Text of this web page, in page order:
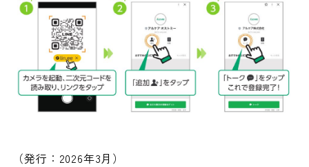
（発行：2026年3月）